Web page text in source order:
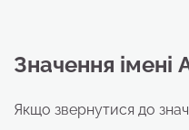
Значення імені
Якщо звернутися до